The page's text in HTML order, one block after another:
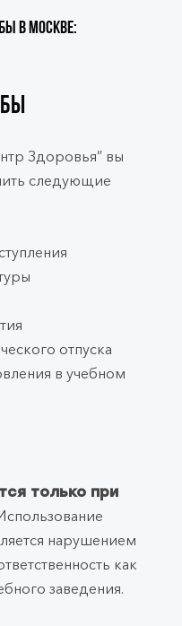
в Москве:
Здоровья” вы
следующие
отпуска
в учебном
только при
нарушением
как
заведения.